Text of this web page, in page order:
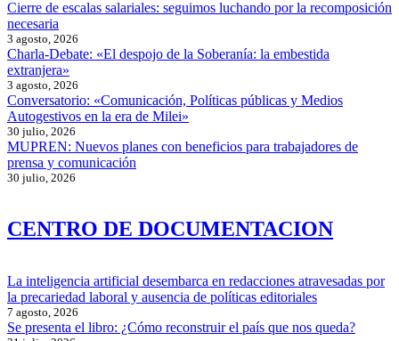
Cierre de escalas salariales: seguimos luchando por la recomposición
necesaria
3 agosto, 2026
Charla-Debate: «El despojo de la Soberanía: la embestida
extranjera»
3 agosto, 2026
Conversatorio: «Comunicación, Políticas públicas y Medios
Autogestivos en la era de Milei»
30 julio, 2026
MUPREN: Nuevos planes con beneficios para trabajadores de
prensa y comunicación
30 julio, 2026
CENTRO DE DOCUMENTACION
La inteligencia artificial desembarca en redacciones atravesadas por
la precariedad laboral y ausencia de políticas editoriales
7 agosto, 2026
Se presenta el libro: ¿Cómo reconstruir el país que nos queda?